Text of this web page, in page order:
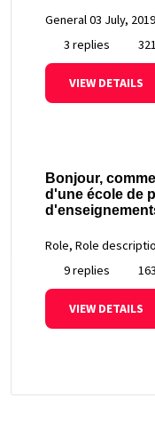
General03 July,
3 replies
VIEW DETAILS
Bonjour,
d'une école de
Role, Role
9 replies
VIEW DETAILS